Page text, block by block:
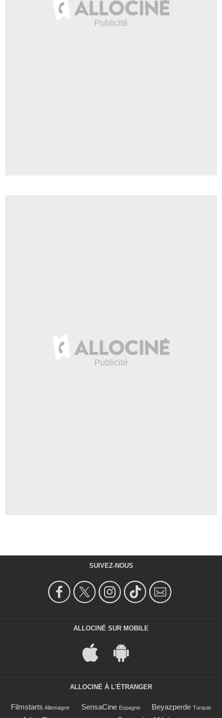
SUIVEZ-NOUS
ALLOCINÉ SUR MOBILE
ALLOCINÉ À L'ÉTRANGER
Filmstarts Allemagne SensaCine Espagne Beyazperde Turquie